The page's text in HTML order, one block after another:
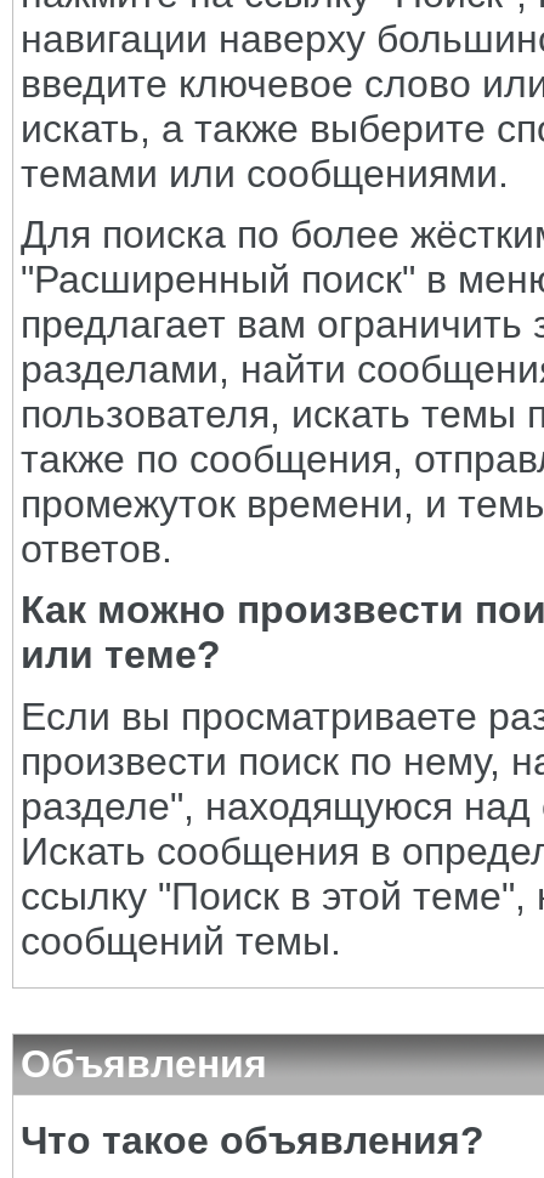
навигации наверху
введите ключевое слово
искать, а также выберите
темами или сообщениями.
Для поиска по более
"Расширенный поиск" в
предлагает вам
разделами, найти
пользователя, искать
также по сообщения,
промежуток времени, и
ответов.
Как можно произвести
или теме?
Если вы просматриваете
произвести поиск по нему,
разделе", находящуюся над
Искать сообщения в
ссылку "Поиск в этой
сообщений темы.
Объявления
Что такое объявления?